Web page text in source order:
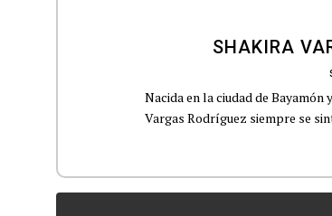
SHAKIRA
Nacida en la ciudad de Bayamón
Vargas Rodríguez siempre se